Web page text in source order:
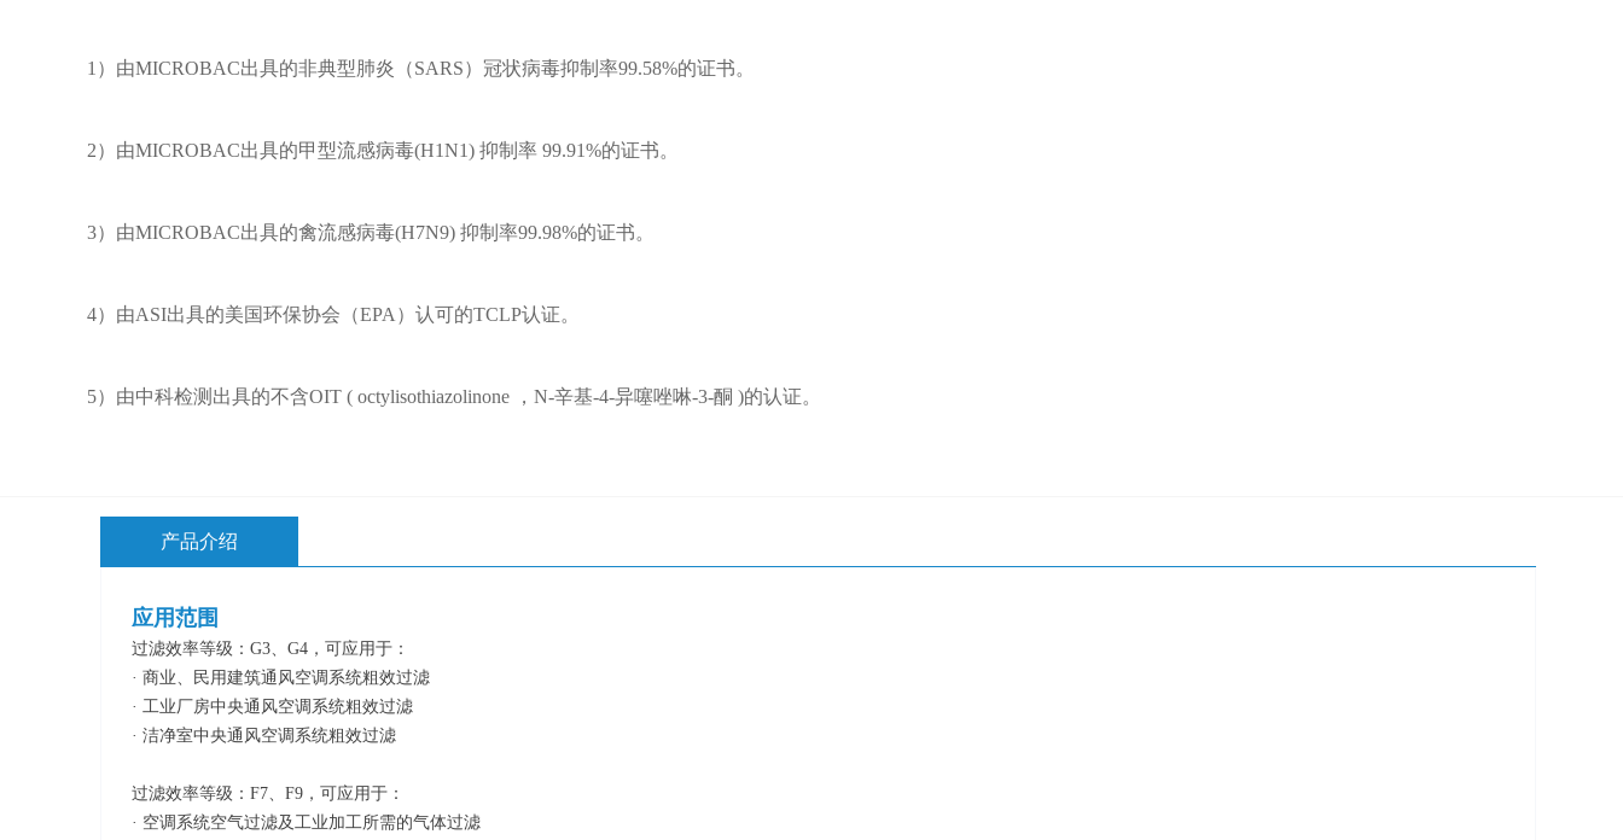
产品介绍
应用范围
过滤效率等级：G3、G4，可应用于：
· 商业、民用建筑通风空调系统粗效过滤
· 工业厂房中央通风空调系统粗效过滤
· 洁净室中央通风空调系统粗效过滤
过滤效率等级：F7、F9，可应用于：
· 空调系统空气过滤及工业加工所需的气体过滤
1）由MICROBAC出具的非典型肺炎（SARS）冠状病毒抑制率99.58%的证书。
2）由MICROBAC出具的甲型流感病毒(H1N1) 抑制率 99.91%的证书。
3）由MICROBAC出具的禽流感病毒(H7N9) 抑制率99.98%的证书。
4）由ASI出具的美国环保协会（EPA）认可的TCLP认证。
5）由中科检测出具的不含OIT ( octylisothiazolinone ，N-辛基-4-异噻唑啉-3-酮 )的认证。